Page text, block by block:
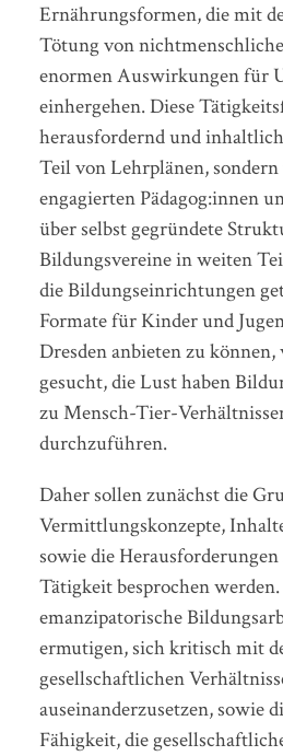
Ernährungsformen, die mit
Tötung von
enormen Auswirkungen für
einhergehen. Diese
herausfordernd und
Teil von Lehrplänen,
engagierten Pädagog:innen
über selbst gegründete
Bildungsvereine in weiten
die Bildungseinrichtungen
Formate für Kinder und
Dresden anbieten zu
gesucht, die Lust haben
zu Mensch-Tier-
durchzuführen.
Daher sollen zunächst die
Vermittlungskonzepte,
sowie die
Tätigkeit besprochen
emanzipatorische
ermutigen, sich kritisch mit
gesellschaftlichen
auseinanderzusetzen, sowie
Fähigkeit, die